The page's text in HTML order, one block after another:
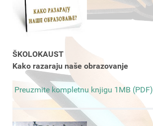
ŠKOLOKAUST
Kako razaraju naše obrazovanje
Preuzmite kompletnu knjigu 1MB (PDF)